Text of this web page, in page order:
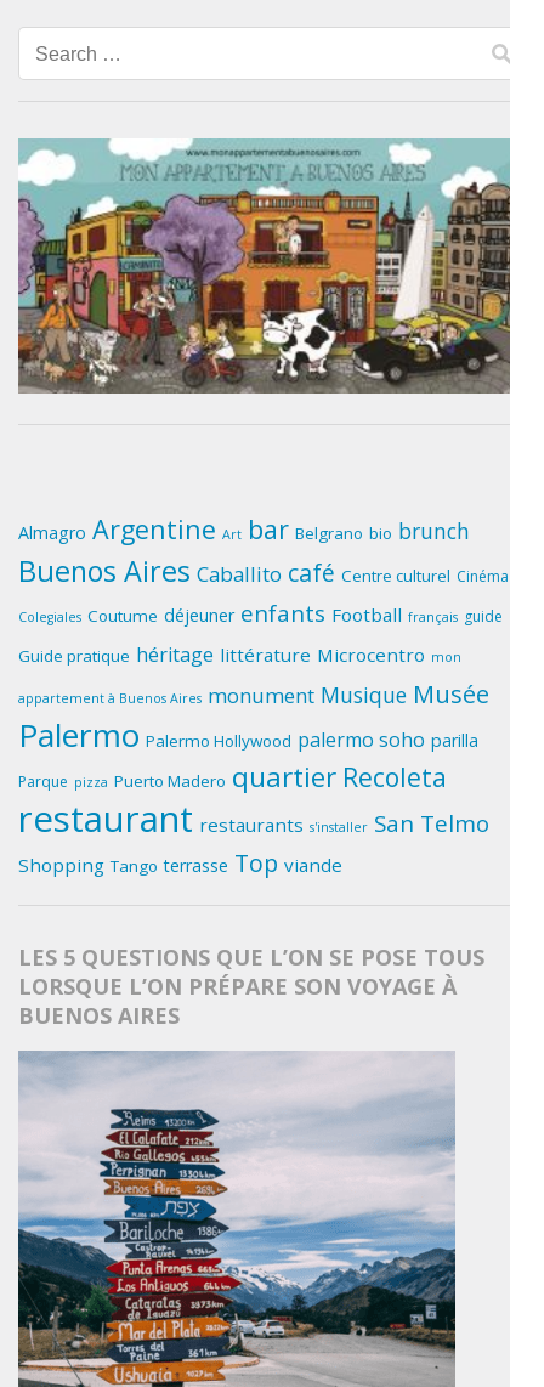
Search
for:
Almagro Argentine Art bar Belgrano bio brunch
Buenos Aires Caballito café Centre culturel Cinéma
Colegiales Coutume déjeuner enfants Football français guide
Guide pratique héritage littérature Microcentro mon
appartement à Buenos Aires monument Musique Musée
Palermo Palermo Hollywood palermo soho parilla
Parque pizza Puerto Madero quartier Recoleta
restaurant restaurants s'installer San Telmo
Shopping Tango terrasse Top viande
LES 5 QUESTIONS QUE L’ON SE POSE TOUS
LORSQUE L’ON PRÉPARE SON VOYAGE À
BUENOS AIRES